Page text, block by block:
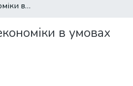
Стабільність економіки в умовах війни
в умовах